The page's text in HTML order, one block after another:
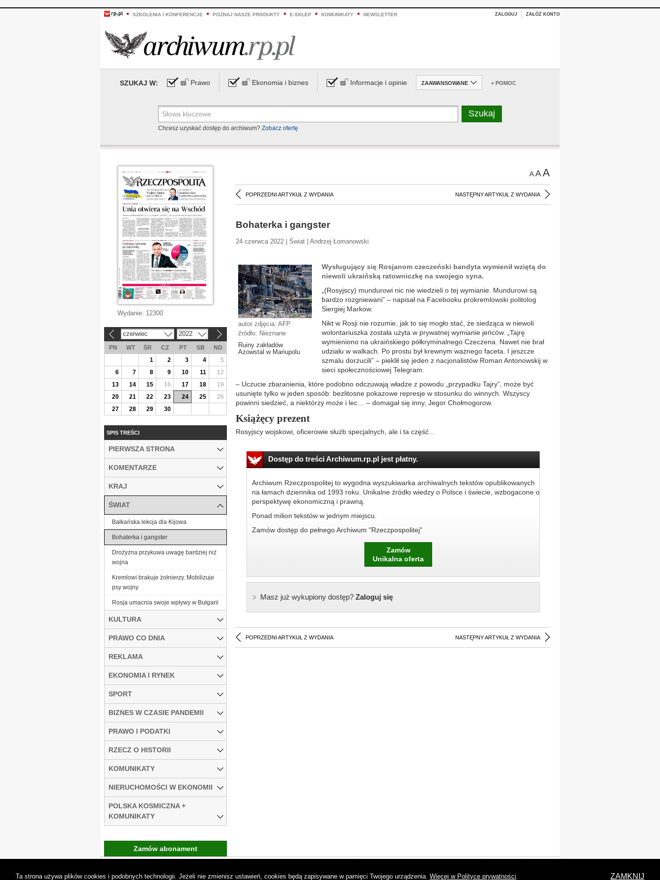
SZKOLENIA I KONFERENCJE POZNAJ NASZE PRODUKTY E-SKLEP KOMUNIKATY NEWSLETTER ZALOGUJ ZAŁÓŻ KONTO
SZUKAJ W: Prawo Ekonomia i biznes Informacje i opinie ZAAWANSOWANE + POMOC
Chcesz uzyskać dostęp do archiwum? Zobacz ofertę
AAA
POPRZEDNI ARTYKUŁ Z WYDANIA NASTĘPNY ARTYKUŁ Z WYDANIA
Bohaterka i gangster
24 czerwca 2022 | Świat | Andrzej Łomanowski
autor zdjęcia: AFP
źródło: Nieznane
Ruiny zakładów
Azowstal w Mariupolu
Wysługujący się Rosjanom czeczeński bandyta wymienił wziętą do
niewoli ukraińską ratowniczkę na swojego syna.
„(Rosyjscy) mundurowi nic nie wiedzieli o tej wymianie. Mundurowi są
bardzo rozgniewani” – napisał na Facebooku prokremlowski politolog
Siergiej Markow.
Nikt w Rosji nie rozumie, jak to się mogło stać, że siedząca w niewoli
wolontariuszka została użyta w prywatnej wymianie jeńców. „Tajrę
wymieniono na ukraińskiego półkryminalnego Czeczena. Nawet nie brał
udziału w walkach. Po prostu był krewnym ważnego faceta. I jeszcze
szmalu dorzucili” – pieklił się jeden z nacjonalistów Roman Antonowskij w
sieci społecznościowej Telegram.
– Uczucie zbaranienia, które podobno odczuwają władze z powodu „przypadku Tajry”, może być
usunięte tylko w jeden sposób: bezlitosne pokazowe represje w stosunku do winnych. Wszyscy
powinni siedzieć, a niektórzy może i lec… – domagał się inny, Jegor Chołmogorow.
Książęcy prezent
Rosyjscy wojskowi, oficerowie służb specjalnych, ale i ta część...
Dostęp do treści Archiwum.rp.pl jest płatny.
Archiwum Rzeczpospolitej to wygodna wyszukiwarka archiwalnych tekstów opublikowanych
na łamach dziennika od 1993 roku. Unikalne źródło wiedzy o Polsce i świecie, wzbogacone o
perspektywę ekonomiczną i prawną.
Ponad milion tekstów w jednym miejscu.
Zamów dostęp do pełnego Archiwum "Rzeczpospolitej"
Zamów
Unikalna oferta
Masz już wykupiony dostęp?Zaloguj się
POPRZEDNI ARTYKUŁ Z WYDANIA NASTĘPNY ARTYKUŁ Z WYDANIA
Wydanie: 12300
czerwiec 2022
PN WT ŚR CZ PT SB
ND
1
2 3 4
5
6
7 8 9 10 11
12
13
14 15 16 17 18
19
20
21 22 23 24 25
26
27
28 29 30
SPIS TREŚCI
PIERWSZA STRONA
KOMENTARZE
KRAJ
ŚWIAT
Bałkańska lekcja dla Kijowa
Bohaterka i gangster
Drożyzna przykuwa uwagę bardziej niż
wojna
Kremlowi brakuje żołnierzy. Mobilizuje
psy wojny
Rosja umacnia swoje wpływy w Bułgarii
KULTURA
PRAWO CO DNIA
REKLAMA
EKONOMIA I RYNEK
SPORT
BIZNES W CZASIE PANDEMII
PRAWO I PODATKI
RZECZ O HISTORII
KOMUNIKATY
NIERUCHOMOŚCI W EKONOMII
POLSKA KOSMICZNA +
KOMUNIKATY
Zamów abonament
Ta strona używa plików cookies i podobnych technologii. Jeżeli nie zmienisz ustawień, cookies będą zapisywane w pamięci Twojego urządzenia. Więcej w Polityce prywatności. ZAMKNIJ